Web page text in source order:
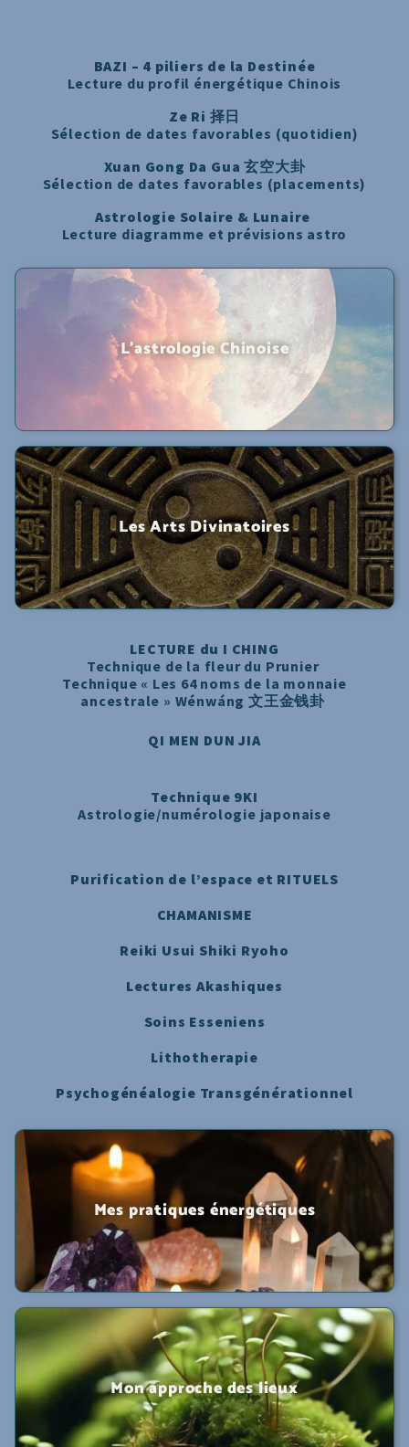
BAZI – 4 piliers de la Destinée
Lecture du profil énergétique Chinois
Ze Ri 择日
Sélection de dates favorables (quotidien)
Xuan Gong Da Gua玄空大卦
Sélection de dates favorables (placements)
Astrologie Solaire & Lunaire
Lecture diagramme et prévisions astro
L'astrologie Chinoise
Les Arts Divinatoires
LECTURE du I CHING
Technique de la fleur du Prunier
Technique « Les 64 noms de la monnaie
ancestrale » Wénwáng 文王金钱卦
QI MEN DUN JIA
Technique 9KI
Astrologie/numérologie japonaise
Purification de l’espace et RITUELS
CHAMANISME
Reiki Usui Shiki Ryoho
Lectures Akashiques
Soins Esseniens
Lithotherapie
Psychogénéalogie Transgénérationnel
Mes pratiques énergétiques
Mon approche des lieux